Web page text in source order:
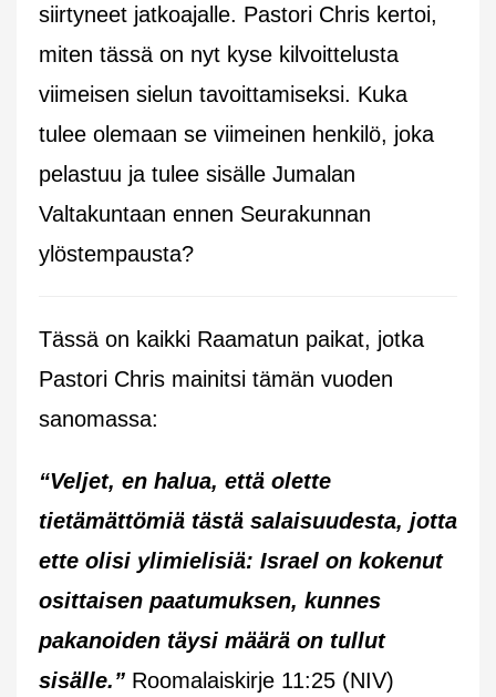
siirtyneet jatkoajalle. Pastori Chris kertoi,
miten tässä on nyt kyse kilvoittelusta
viimeisen sielun tavoittamiseksi. Kuka
tulee olemaan se viimeinen henkilö, joka
pelastuu ja tulee sisälle Jumalan
Valtakuntaan ennen Seurakunnan
ylöstempausta?
Tässä on kaikki Raamatun paikat, jotka
Pastori Chris mainitsi tämän vuoden
sanomassa:
“Veljet, en halua, että olette
tietämättömiä tästä salaisuudesta, jotta
ette olisi ylimielisiä: Israel on kokenut
osittaisen paatumuksen, kunnes
pakanoiden täysi määrä on tullut
sisälle.” Roomalaiskirje 11:25 (NIV)